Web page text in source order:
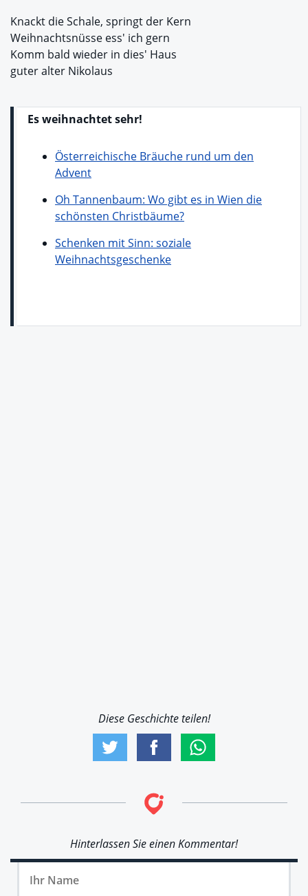
Knackt die Schale, springt der Kern
Weihnachtsnüsse ess' ich gern
Komm bald wieder in dies' Haus
guter alter Nikolaus
Es weihnachtet sehr!
Österreichische Bräuche rund um den
Advent
Oh Tannenbaum: Wo gibt es in Wien die
schönsten Christbäume?
Schenken mit Sinn: soziale
Weihnachtsgeschenke
Diese Geschichte teilen!
Hinterlassen Sie einen Kommentar!